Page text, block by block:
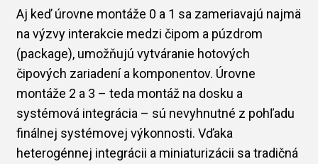
Aj keď úrovne montáže 0 a 1 sa zameriavajú najmä
na výzvy interakcie medzi čipom a púzdrom
(package), umožňujú vytváranie hotových
čipových zariadení a komponentov. Úrovne
montáže 2 a 3 – teda montáž na dosku a
systémová integrácia – sú nevyhnutné z pohľadu
finálnej systémovej výkonnosti. Vďaka
heterogénnej integrácii a miniaturizácii sa tradičná